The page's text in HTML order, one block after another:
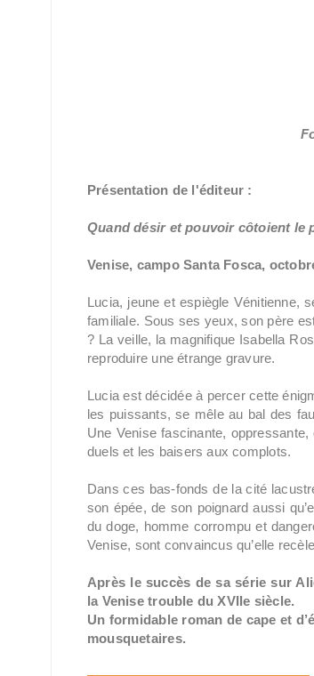
Présentation de l'éditeur :
Quand désir et pouvoir côtoient le
Venise, campo Santa Fosca,
Lucia, jeune et espiègle Vénitienne,
familiale. Sous ses yeux, son père
? La veille, la magnifique Isabella
reproduire une étrange gravure.
Lucia est décidée à percer cette
les puissants, se mêle au bal des
Une Venise fascinante,
duels et les baisers aux complots.
Dans ces bas-fonds de la cité
son épée, de son poignard aussi
du doge, homme corrompu et
Venise, sont convaincus qu’elle
Après le succès de sa série sur
la Venise trouble du XVIIe siècle.
Un formidable roman de cape et
mousquetaires.